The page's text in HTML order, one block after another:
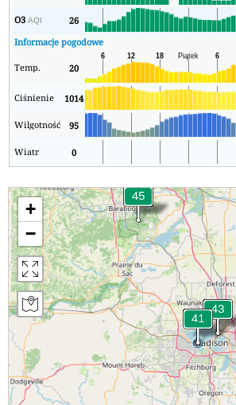
O3AQI 26
Informacje pogodowe
Temp. 20
Ciśnienie 1014
Wilgotność 95
Wiatr 0
+
−